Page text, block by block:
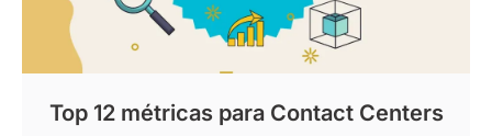
Top 12 métricas para Contact Centers